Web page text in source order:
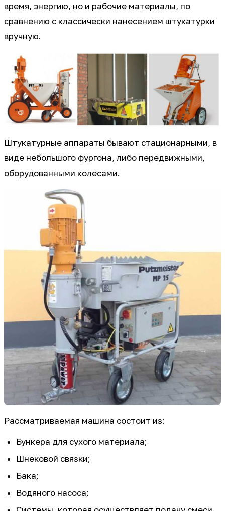
время, энергию, но и рабочие материалы, по
сравнению с классически нанесением штукатурки
вручную.
Штукатурные аппараты бывают стационарными, в
виде небольшого фургона, либо передвижными,
оборудованными колесами.
Рассматриваемая машина состоит из:
Бункера для сухого материала;
Шнековой связки;
Бака;
Водяного насоса;